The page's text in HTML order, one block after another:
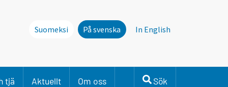
Suomeksi På svenska In English
tjä Aktuellt Om oss Sök